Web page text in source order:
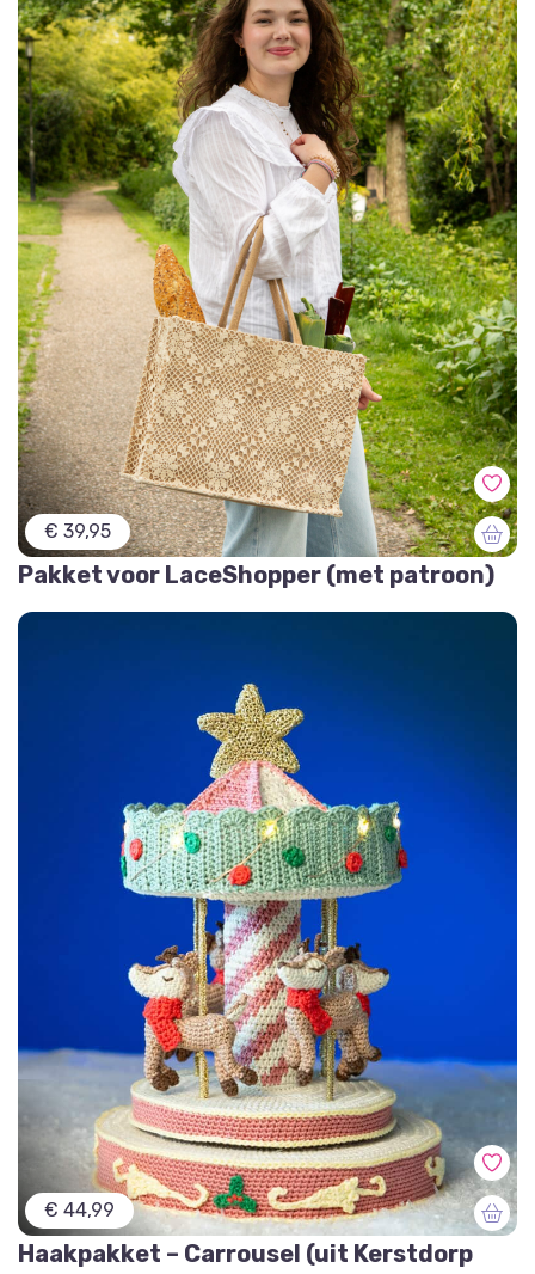
€ 39,95
Pakket voor LaceShopper (met patroon)
€ 44,99
Haakpakket – Carrousel (uit Kerstdorp